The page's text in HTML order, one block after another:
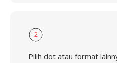
2
Pilih dot atau format